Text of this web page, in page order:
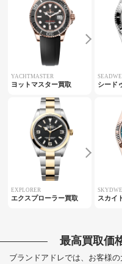
YACHTMASTER
ヨットマスター買取 シード
EXPLORER
エクスプローラー買取 スカイ
最高買取価
ブランドアドレでは、お客様